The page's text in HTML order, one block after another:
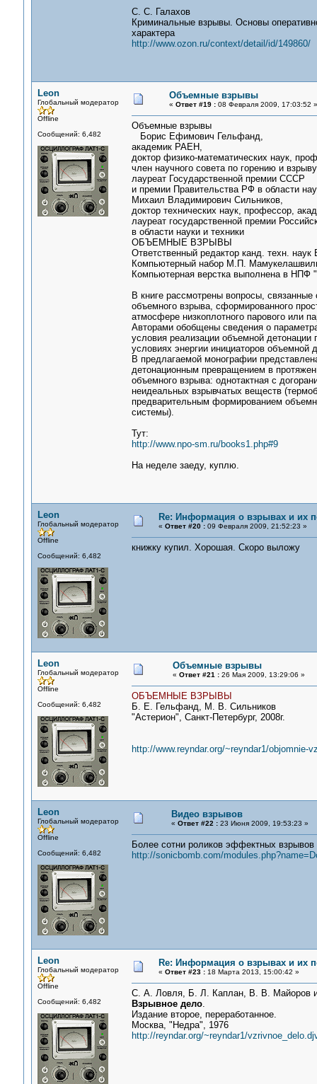
С. С. Галахов
Криминальные взрывы. Основы
характера
http://www.ozon.ru/context/detail/id/149860/
Leon
Глобальный модератор
Offline
Сообщений: 6,482
Объемные взрывы
« Ответ #19 :08 Февраля 2009, 17:03:52 »
Объемные взрывы
Борис Ефимович Гельфанд,
академик РАЕН,
доктор физико-математических наук,
член научного совета по горению и
лауреат Государственной премии СССР
и премии Правительства РФ в области
Михаил Владимирович Сильников,
доктор технических наук, профессор,
лауреат государственной премии
в области науки и техники
ОБЪЕМНЫЕ ВЗРЫВЫ
Ответственный редактор канд. техн.
Компьютерный набор М.П.
Компьютерная верстка выполнена в НПФ
В книге рассмотрены вопросы,
объемного взрыва, сформированного
атмосфере низкоплотного парового или
Авторами обобщены сведения о
условия реализации объемной детонации
условиях энергии инициаторов объемной
В предлагаемой монографии
детонационным превращением в
объемного взрыва: однотактная с
неидеальных взрывчатых веществ
предварительным формированием
системы).
Тут:
http://www.npo-sm.ru/books1.php#9
На неделе заеду, куплю.
Leon
Глобальный модератор
Offline
Сообщений: 6,482
Re: Информация о взрывах и их
« Ответ #20 :09 Февраля 2009, 21:52:23 »
книжку купил. Хорошая. Скоро выложу
Leon
Глобальный модератор
Offline
Сообщений: 6,482
Объемные взрывы
« Ответ #21 :26 Мая 2009, 13:29:06 »
ОБЪЕМНЫЕ ВЗРЫВЫ
Б. Е. Гельфанд, М. В. Сильников
"Астерион", Санкт-Петербург, 2008г.
http://www.reyndar.org/~reyndar1/objomnie-
Leon
Глобальный модератор
Offline
Сообщений: 6,482
Видео взрывов
« Ответ #22 :23 Июня 2009, 19:53:23 »
Более сотни роликов эффектных взрывов
http://sonicbomb.com/
Leon
Глобальный модератор
Offline
Сообщений: 6,482
Re: Информация о взрывах и их
« Ответ #23 :18 Марта 2013, 15:00:42 »
С. А. Ловля, Б. Л. Каплан, В. В. Майоров
Взрывное дело.
Издание второе, переработанное.
Москва, "Недра", 1976
http://reyndar.org/~reyndar1/